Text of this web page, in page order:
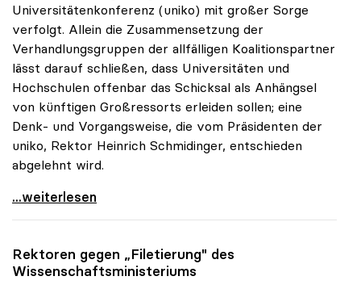
Universitätenkonferenz (uniko) mit großer Sorge
verfolgt. Allein die Zusammensetzung der
Verhandlungsgruppen der allfälligen Koalitionspartner
lässt darauf schließen, dass Universitäten und
Hochschulen offenbar das Schicksal als Anhängsel
von künftigen Großressorts erleiden sollen; eine
Denk- und Vorgangsweise, die vom Präsidenten der
uniko, Rektor Heinrich Schmidinger, entschieden
abgelehnt wird.
uniko zu Koalitionsverhandlungen: Wissenschaft
...weiterlesen
Rektoren gegen „Filetierung" des
Wissenschaftsministeriums